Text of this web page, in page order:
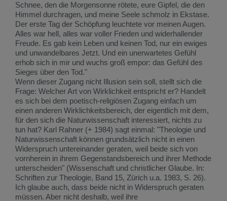
Schnee, den die Morgensonne rötete, eure Gipfel, die den
Himmel durchragen, und meine Seele schmolz in Ekstase.
Der erste Tag der Schöpfung leuchtete vor meinen Augen.
Alles war hell, alles war voller Frieden und widerhallender
Freude. Es gab kein Leben und keinen Tod, nur ein ewiges
und unwandelbares Jetzt. Und ein unerwartetes Gefühl
erhob sich in mir und wuchs groß empor: das Gefühl des
Sieges über den Tod."
Wenn dieser Zugang nicht Illusion sein soll, stellt sich die
Frage: Welcher Art von Wirklichkeit entspricht er? Handelt
es sich bei dem poetisch-religiösen Zugang einfach um
einen anderen Wirklichkeitsbereich, der eigentlich mit dem,
für den sich die Naturwissenschaft interessiert, nichts zu
tun hat? Karl Rahner (+ 1984) sagt einmal: "Theologie und
Naturwissenschaft können grundsätzlich nicht in einen
Widerspruch untereinander geraten, weil beide sich von
vornherein in ihrem Gegenstandsbereich und ihrer Methode
unterscheiden" (Wissenschaft und christlicher Glaube. In:
Schriften zur Theologie, Band 15, Zürich u.a. 1983, S. 26).
Ich glaube auch, dass beide nicht in Widerspruch geraten
müssen. Aber nicht deshalb, weil ihre